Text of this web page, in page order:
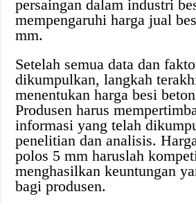
persaingan dalam industri
mempengaruhi harga jual
mm.
Setelah semua data dan
dikumpulkan, langkah
menentukan harga besi
Produsen harus
informasi yang telah
penelitian dan analisis.
polos 5 mm haruslah
menghasilkan keuntungan
bagi produsen.